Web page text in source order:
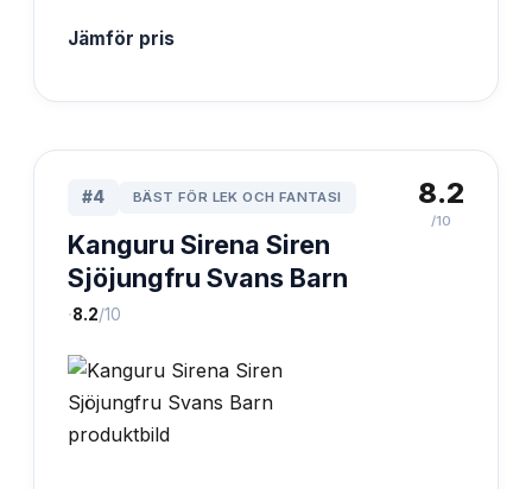
Jämför pris
#4 BÄST FÖR LEK OCH FANTASI
Kanguru Sirena Siren
Sjöjungfru Svans Barn
·8.2/10
8.2
/10